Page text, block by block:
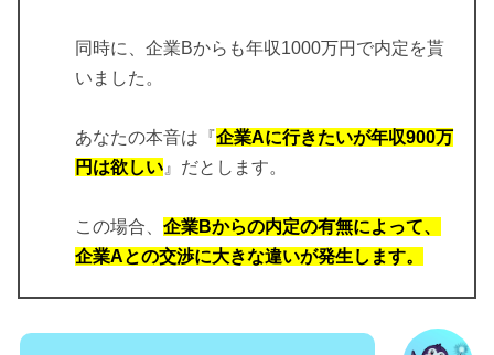
同時に、企業Bからも年収1000万円で内定を貰
いました。
あなたの本音は『企業Aに行きたいが年収900万
円は欲しい 』だとします。
この場合、 企業Bからの内定の有無によって、
企業Aとの交渉に大きな違いが発生します。